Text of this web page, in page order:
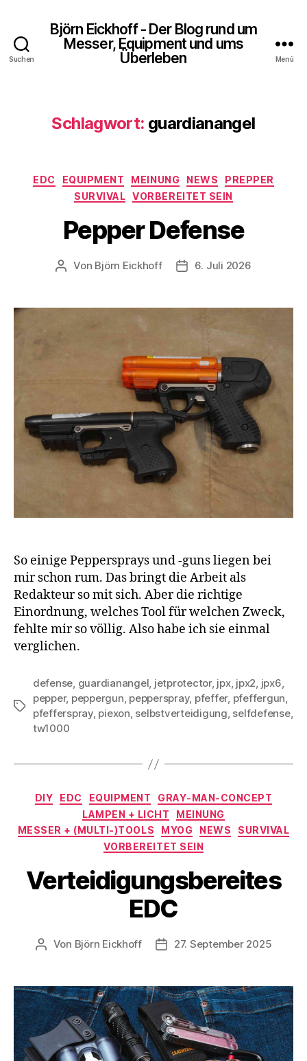
Suchen
Björn Eickhoff - Der Blog rund um
Messer, Equipment und ums
Überleben
Menü
Schlagwort: guardianangel
Kategorien
EDC EQUIPMENT MEINUNG NEWS
PREPPER
SURVIVAL
VORBEREITET SEIN
Pepper Defense
Beitragsautor
Von Björn Eickhoff Veröffentlichungsdatum
6. Juli 2026
So einige Peppersprays und -guns liegen bei
mir schon rum. Das bringt die Arbeit als
Redakteur so mit sich. Aber die richtige
Einordnung, welches Tool für welchen Zweck,
fehlte mir so völlig. Also habe ich sie einmal
verglichen.
Schlagwörter
defense, guardianangel, jetprotector, jpx, jpx2, jpx6,
pepper, peppergun, pepperspray, pfeffer, pfeffergun,
pfefferspray, piexon, selbstverteidigung, selfdefense,
tw1000
Kategorien
DIY EDC EQUIPMENT
GRAY-MAN-CONCEPT
LAMPEN + LICHT
MEINUNG
MESSER + (MULTI-)TOOLS
MYOG NEWS
SURVIVAL
VORBEREITET SEIN
Verteidigungsbereites
EDC
Beitragsautor
Von Björn Eickhoff Veröffentlichungsdatum
27. September 2025